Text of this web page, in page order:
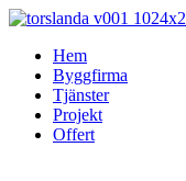
Skip
contentHem
Byggfirma
Tjänster
Projekt
Offert